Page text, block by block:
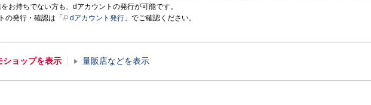
お持ちでない方も、dアカウントの発行が可能です。
の発行・確認は「
dアカウント発行 」でご確認ください。
ショップを表示 量販店などを表示